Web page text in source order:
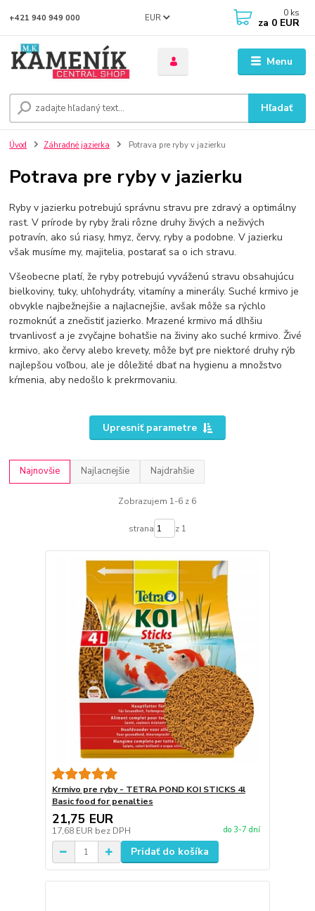
Menu
EUR
Hľadať
+421 940 949 000 0 ks
za 0 EUR
Úvod Záhradné jazierka Potrava pre ryby v jazierku
Potrava pre ryby v jazierku
Ryby v jazierku potrebujú správnu stravu pre zdravý a optimálny
rast. V prírode by ryby žrali rôzne druhy živých a neživých
potravín, ako sú riasy, hmyz, červy, ryby a podobne. V jazierku
však musíme my, majitelia, postarať sa o ich stravu.
Všeobecne platí, že ryby potrebujú vyváženú stravu obsahujúcu
bielkoviny, tuky, uhľohydráty, vitamíny a minerály. Suché krmivo je
obvykle najbežnejšie a najlacnejšie, avšak môže sa rýchlo
rozmoknúť a znečistiť jazierko. Mrazené krmivo má dlhšiu
trvanlivosť a je zvyčajne bohatšie na živiny ako suché krmivo. Živé
krmivo, ako červy alebo krevety, môže byť pre niektoré druhy rýb
najlepšou voľbou, ale je dôležité dbať na hygienu a množstvo
kŕmenia, aby nedošlo k prekrmovaniu.
Upresniť parametre
Najnovšie Najlacnejšie Najdrahšie
Zobrazujem 1-6 z 6
strana z 1
Krmivo pre ryby - TETRA POND KOI STICKS 4l
Basic food for penalties
21,75 EUR
17,68 EUR bez DPH do 3-7 dní
Pridať do košíka